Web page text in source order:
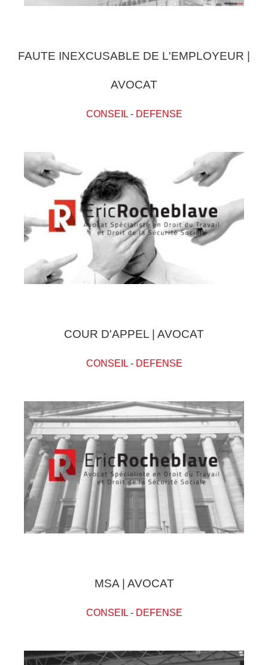
FAUTE INEXCUSABLE DE L'EMPLOYEUR |
AVOCAT
CONSEIL- DEFENSE
COUR D'APPEL | AVOCAT
CONSEIL- DEFENSE
MSA | AVOCAT
CONSEIL- DEFENSE